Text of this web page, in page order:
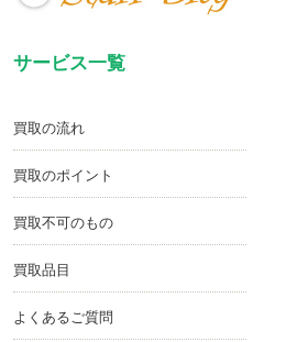
サービス一覧
買取の流れ
買取のポイント
買取不可のもの
買取品目
よくあるご質問